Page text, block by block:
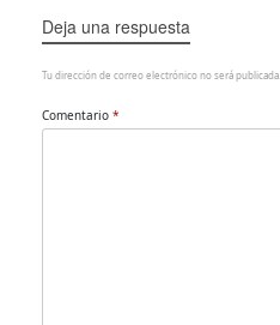
Deja una respuesta
Tu dirección de correo electrónico no será publicada.
Comentario *